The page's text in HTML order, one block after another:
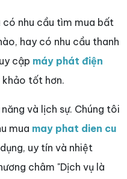
có nhu cầu tìm mua bất
hay có nhu cầu thanh
cập máy phát điện
tốt hơn.
và lịch sự. Chúng tôi
mua may phat dien cu
uy tín và nhiệt
châm "Dịch vụ là